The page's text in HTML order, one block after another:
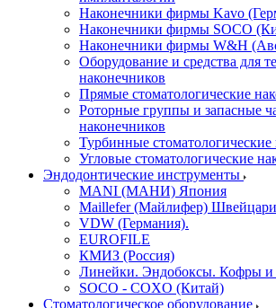
Наконечники фирмы Kavo
Наконечники фирмы SOCO
Наконечники фирмы W&H
Оборудование и средства для
наконечников
Прямые стоматологические
Роторные группы и запасные
наконечников
Турбинные стоматологические
Угловые стоматологические
Эндодонтические инструменты
MANI (МАНИ) Япония
Maillefer (Майлифер)
VDW (Германия).
EUROFILE
КМИЗ (Россия)
Линейки. Эндобоксы. Кофры и
SOCO - COXO (Китай)
Стоматологическое оборудование